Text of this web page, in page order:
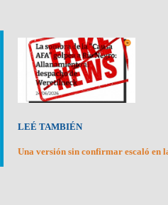
LEÉ TAMBIÉN
Una versión sin confirmar escaló en